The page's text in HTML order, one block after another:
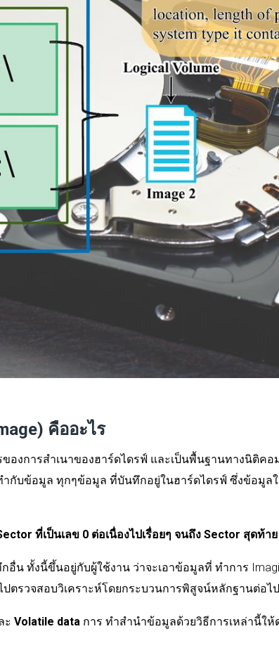
คืออะไร
องการสำเนาของฮาร์ดไดรฟ์ และเป็นพื้นฐานทางนิติคอ
ำกับข้อมูล ทุกๆข้อมูล ที่บันทึกอยู่ในฮาร์ดไดรฟ์ ซึ่งข้อมูล
ที่เป็นเลข 0 ต่อเนื่องไปเรื่อยๆ จนถึง Sector สุดท้าย
กอื่น ทั้งนี้ขึ้นอยู่กับผู้ใช้งาน ว่าจะเอาข้อมูลที่ ทำการ
ปตรวจสอบวิเคราะห์โดยกระบวนการพิสูจน์หลักฐานต่อไป
ะ Volatile data การ ทำสำนำข้อมูลด้วยวิธีการเหล่านี้ใ